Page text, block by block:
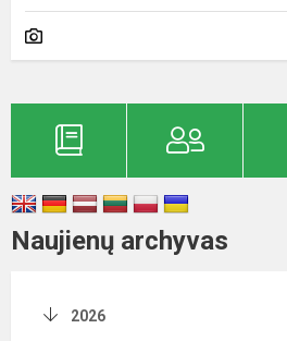
Naujienų archyvas
2026